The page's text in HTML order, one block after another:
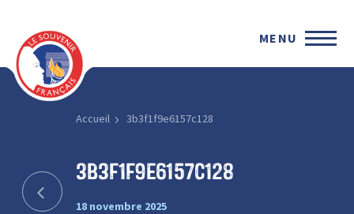
MENU
Accueil 3b3f1f9e6157c128
3b3f1f9e6157c128
18 novembre 2025